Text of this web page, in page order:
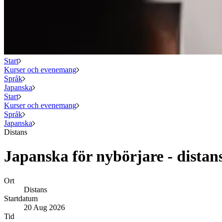
Start
Kurser och evenemang
Språk
Japanska
Start
Kurser och evenemang
Språk
Japanska
Distans
Japanska för nybörjare -
Ort
Distans
Startdatum
20 Aug 2026
Tid